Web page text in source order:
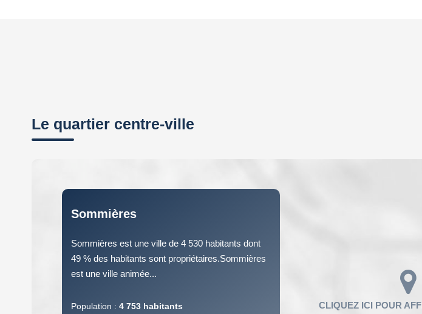
Le quartier centre-ville
Sommières
Sommières est une ville de 4 530 habitants dont
49 % des habitants sont propriétaires.Sommières
est une ville animée...
Population : 4 753 habitants